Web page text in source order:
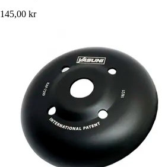
145,00 kr